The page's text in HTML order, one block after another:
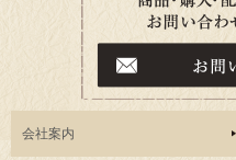
会社案内